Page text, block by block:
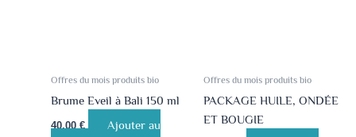
Offres du mois produits bio
Brume Eveil à Bali 150 ml
40.00€
Ajouter au
Offres du mois produits bio
PACKAGE HUILE, ONDÉE
ET BOUGIE